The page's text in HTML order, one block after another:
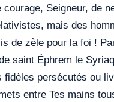
courage, Seigneur, de
mais des
de zèle pour la foi !
saint Éphrem le
fidèles persécutés ou
entre Tes mains